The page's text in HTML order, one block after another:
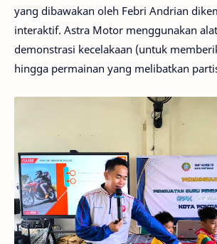
yang dibawakan oleh Febri Andrian
interaktif. Astra Motor menggunakan
demonstrasi kecelakaan (untuk
hingga permainan yang melibatkan